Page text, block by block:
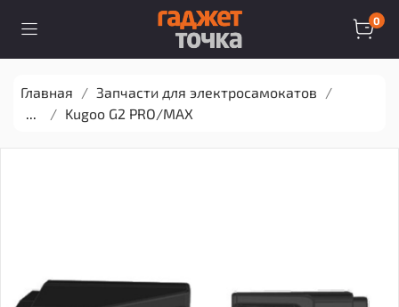
0
Главная
Запчасти для электросамокатов
...
Kugoo G2 PRO/MAX